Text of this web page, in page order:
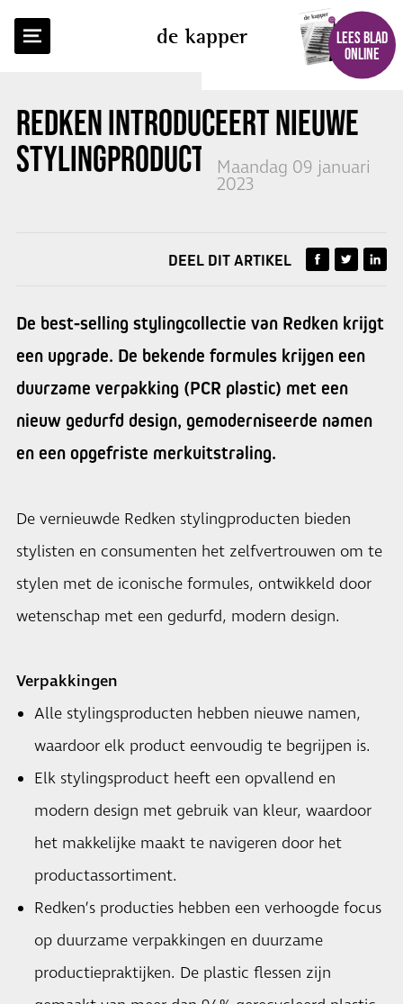
de kapper
LEES BLAD
ONLINE
REDKENINTRODUCEERT NIEUWE
STYLINGPRODUCTENMaandag 09 januari
2023
TERUG NAAR OVERZICHT
DEEL DIT ARTIKEL
De best-selling stylingcollectie van Redken krijgt
een upgrade. De bekende formules krijgen een
duurzame verpakking (PCR plastic) met een
nieuw gedurfd design, gemoderniseerde namen
en een opgefriste merkuitstraling.
De vernieuwde Redken stylingproducten bieden
stylisten en consumenten het zelfvertrouwen om te
stylen met de iconische formules, ontwikkeld door
wetenschap met een gedurfd, modern design.
Verpakkingen
Alle stylingsproducten hebben nieuwe namen,
waardoor elk product eenvoudig te begrijpen is.
Elk stylingsproduct heeft een opvallend en
modern design met gebruik van kleur, waardoor
het makkelijke maakt te navigeren door het
productassortiment.
Redken’s producties hebben een verhoogde focus
op duurzame verpakkingen en duurzame
productiepraktijken. De plastic flessen zijn